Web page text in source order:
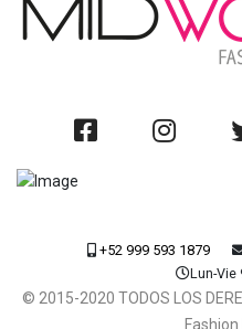
+52 999 593 1879
Lun-Vie
© 2015-2020 TODOS LOS